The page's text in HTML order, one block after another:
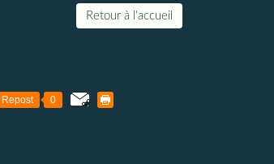
Retour à l'accueil
Repost 0